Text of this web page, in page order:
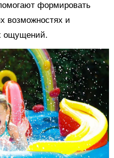
формировать
возможностях и
ощущений.